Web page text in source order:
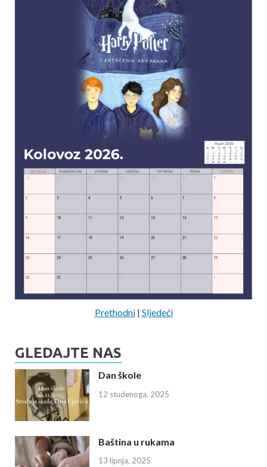
Prethodni| Sljedeći
GLEDAJTE NAS
Dan škole
12 studenoga, 2025
Baština u rukama
13 lipnja, 2025